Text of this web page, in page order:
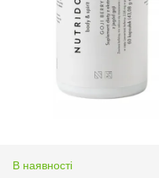
В наявності